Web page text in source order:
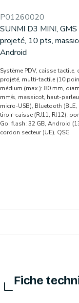
P01260020
SUNMI D3 MINI,
projeté, 10 pts,
Android
Système PDV, caisse
projeté, multi-tactile (10
médium (max.): 80 mm,
mm/s, massicot, haut-
micro-USB), Bluetooth
tiroir-caisse (RJ11, RJ12),
Go, flash: 32 GB, Android
cordon secteur (UE), QSG
Fiche